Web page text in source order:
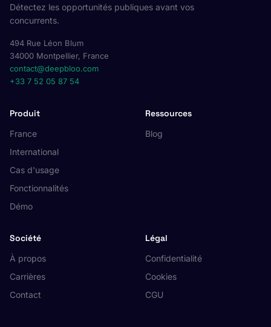
Détectez les opportunités publiques avant vos
concurrents.
494 Rue Léon Blum
34000 Montpellier, France
contact@deepbloo.com
+33 7 52 05 87 54
Produit
France
International
Cas d'usage
Fonctionnalités
Démo
Ressources
Blog
Société
À propos
Carrières
Contact
Légal
Confidentialité
Cookies
CGU